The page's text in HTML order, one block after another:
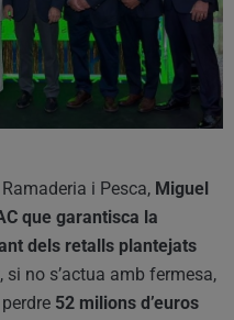
i Pesca, Miguel
que garantisca la
dels retalls plantejats
si no s’actua amb fermesa,
52 milions d’euros